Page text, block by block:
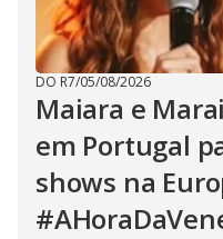
DO R7/05/08/2026
Maiara e
em Portugal
shows na